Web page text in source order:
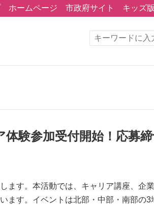
ホームページ 市政府サイト キッズ版
験参加受付開始！応募
す。本活動では、キャリア講座、企
ます。イベントは北部・中部・南部の3